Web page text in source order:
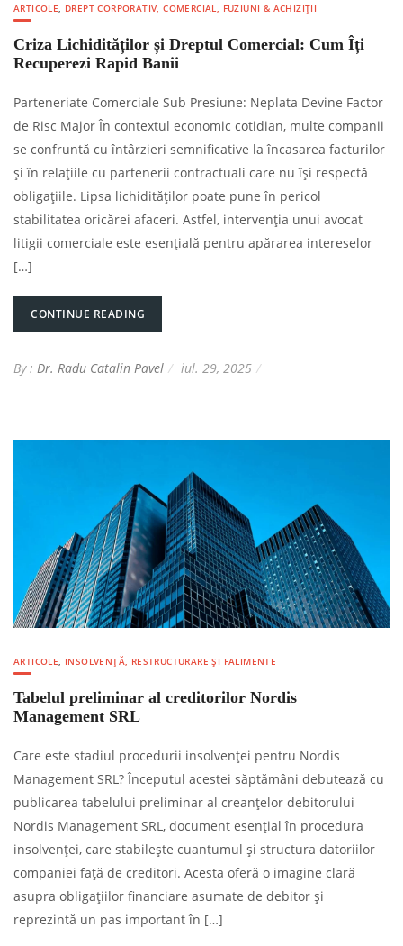
ARTICOLE, DREPT CORPORATIV, COMERCIAL, FUZIUNI & ACHIZIȚII
Criza Lichidităților și Dreptul Comercial: Cum Îți
Recuperezi Rapid Banii
Parteneriate Comerciale Sub Presiune: Neplata Devine Factor
de Risc Major În contextul economic cotidian, multe companii
se confruntă cu întârzieri semnificative la încasarea facturilor
și în relațiile cu partenerii contractuali care nu își respectă
obligațiile. Lipsa lichidităților poate pune în pericol
stabilitatea oricărei afaceri. Astfel, intervenția unui avocat
litigii comerciale este esențială pentru apărarea intereselor
[…]
CONTINUE READING
By : Dr. Radu Catalin Pavel iul. 29, 2025
ARTICOLE, INSOLVENȚĂ, RESTRUCTURARE ȘI FALIMENTE
Tabelul preliminar al creditorilor Nordis
Management SRL
Care este stadiul procedurii insolvenței pentru Nordis
Management SRL? Începutul acestei săptămâni debutează cu
publicarea tabelului preliminar al creanțelor debitorului
Nordis Management SRL, document esențial în procedura
insolvenței, care stabilește cuantumul și structura datoriilor
companiei față de creditori. Acesta oferă o imagine clară
asupra obligațiilor financiare asumate de debitor și
reprezintă un pas important în […]